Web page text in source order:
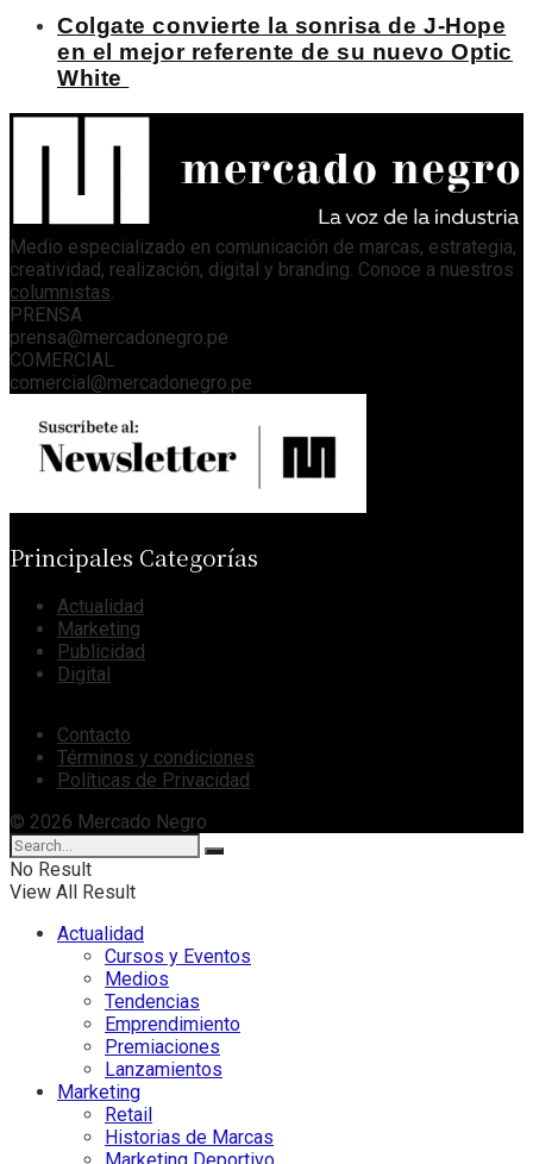
Colgate convierte la sonrisa de J-Hope
en el mejor referente de su nuevo Optic
White
Medio especializado en comunicación de marcas, estrategia,
creatividad, realización, digital y branding. Conoce a nuestros
columnistas.
PRENSA
prensa@mercadonegro.pe
COMERCIAL
comercial@mercadonegro.pe
Principales Categorías
Actualidad
Marketing
Publicidad
Digital
Contacto
Términos y condiciones
Políticas de Privacidad
© 2026 Mercado Negro
No Result
View All Result
Actualidad
Cursos y Eventos
Medios
Tendencias
Emprendimiento
Premiaciones
Lanzamientos
Marketing
Retail
Historias de Marcas